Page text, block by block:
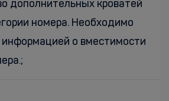
дополнительных кроватей
номера. Необходимо
информацией о вместимости